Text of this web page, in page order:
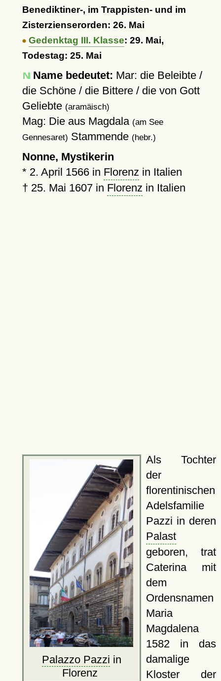
Benediktiner-, im Trappisten- und im
Zisterzienserorden: 26. Mai
Gedenktag III. Klasse: 29. Mai,
Todestag: 25. Mai
Name bedeutet: Mar: die Beleibte /
die Schöne / die Bittere / die von Gott
Geliebte (aramäisch)
Mag: Die aus Magdala (am See
Gennesaret) Stammende (hebr.)
Nonne, Mystikerin
* 2. April 1566in Florenz in Italien
† 25. Mai 1607in Florenz in Italien
Palazzo Pazzi in
Florenz
Als Tochter
der
florentinischen
Adelsfamilie
Pazzi in deren
Palast
geboren, trat
Caterina mit
dem
Ordensnamen
Maria
Magdalena
1582 in das
damalige
Kloster der